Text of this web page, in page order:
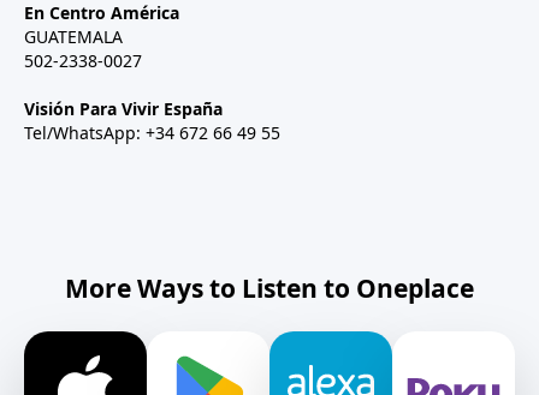
En Centro América
GUATEMALA
502-2338-0027
Visión Para Vivir España
Tel/WhatsApp: +34 672 66 49 55
More Ways to Listen to Oneplace